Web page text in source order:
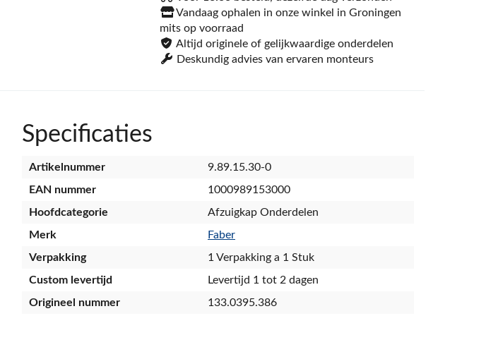
Vandaag ophalen in onze winkel in Groningen
mits op voorraad
Altijd originele of gelijkwaardige onderdelen
Deskundig advies van ervaren monteurs
Specificaties
Artikelnummer
9.89.15.30-0
EAN nummer
1000989153000
Hoofdcategorie
Afzuigkap Onderdelen
Merk
Faber
Verpakking
1 Verpakking a 1 Stuk
Custom levertijd
Levertijd 1 tot 2 dagen
Origineel nummer
133.0395.386